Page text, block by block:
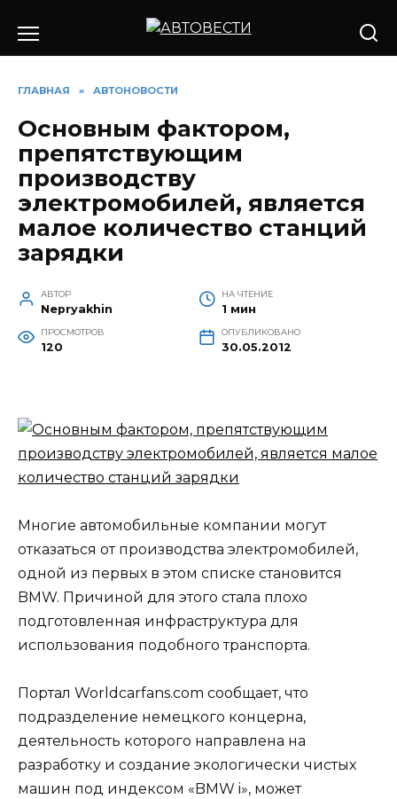
содержанию
ГЛАВНАЯ » АВТОНОВОСТИ
Основным фактором,
препятствующим
производству
электромобилей, является
малое количество станций
зарядки
АВТОР
Nepryakhin
НА ЧТЕНИЕ
1 мин
ПРОСМОТРОВ
120
ОПУБЛИКОВАНО
30.05.2012
Многие автомобильные компании могут
отказаться от производства электромобилей,
одной из первых в этом списке становится
BMW. Причиной для этого стала плохо
подготовленная инфраструктура для
использования подобного транспорта.
Портал Worldcarfans.com сообщает, что
подразделение немецкого концерна,
деятельность которого направлена на
разработку и создание экологически чистых
машин под индексом «BMW i», может